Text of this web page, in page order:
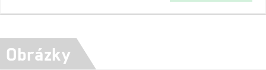
Obrázky